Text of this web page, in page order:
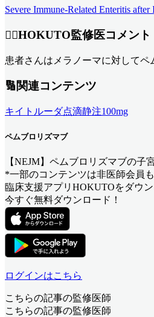
Severe Immune-Related Enteritis
👨‍⚕️HOKUTO監修医コメント
患者さんはメラノーマに対してペ
🔢関連コンテンツ
キイトルーダ点滴静注100mg
ペムブロリズマブ
【NEJM】ペムブロリズマブの
*一部のコンテンツは非医師会員
臨床支援アプリHOKUTOをダウ
今すぐ無料ダウンロード！
ログインはこちら
こちらの記事の監修医師
こちらの記事の監修医師